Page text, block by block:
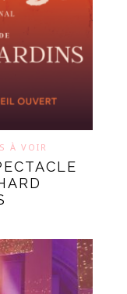
À VOIR